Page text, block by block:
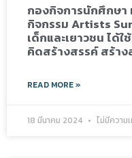
กองกิจการนักศึกษ
กิจกรรม Artists
เด็กและเยาวชน ได้
คิดสร้างสรรค์ สร้า
READ MORE »
18 มีนาคม 2024 ไม่มีความ